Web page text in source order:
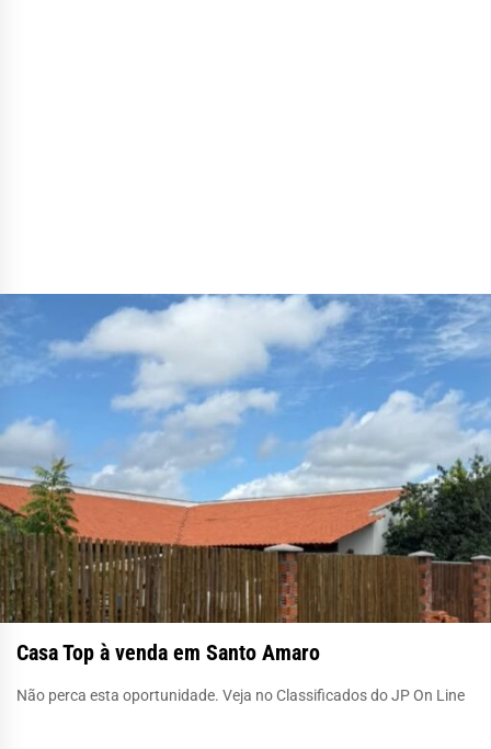
Casa Top à venda em Santo Amaro
Não perca esta oportunidade. Veja no Classificados do JP On Line